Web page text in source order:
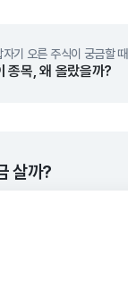
자기 오른 주식이 궁금할 때
종목, 왜 올랐을까?
살까?